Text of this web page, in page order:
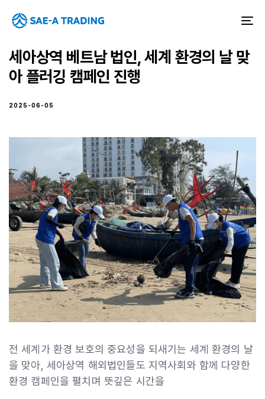
세아상역 베트남 법인, 세계 환경의 날 맞
아 플러깅 캠페인 진행
2025-06-05
전 세계가 환경 보호의 중요성을 되새기는 세계 환경의 날
을 맞아, 세아상역 해외법인들도 지역사회와 함께 다양한
환경 캠페인을 펼치며 뜻깊은 시간을